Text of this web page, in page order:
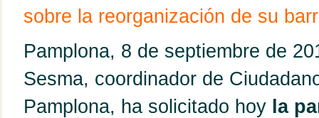
sobre la reorganización de su
Pamplona, 8 de septiembre de
Sesma, coordinador de
Pamplona, ha solicitado hoy la